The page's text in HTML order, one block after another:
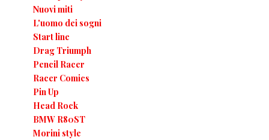
Nuovi miti
L'uomo dei sogni
Start line
Drag Triumph
Pencil Racer
Racer Comics
Pin Up
Head Rock
BMW R80ST
Morini style